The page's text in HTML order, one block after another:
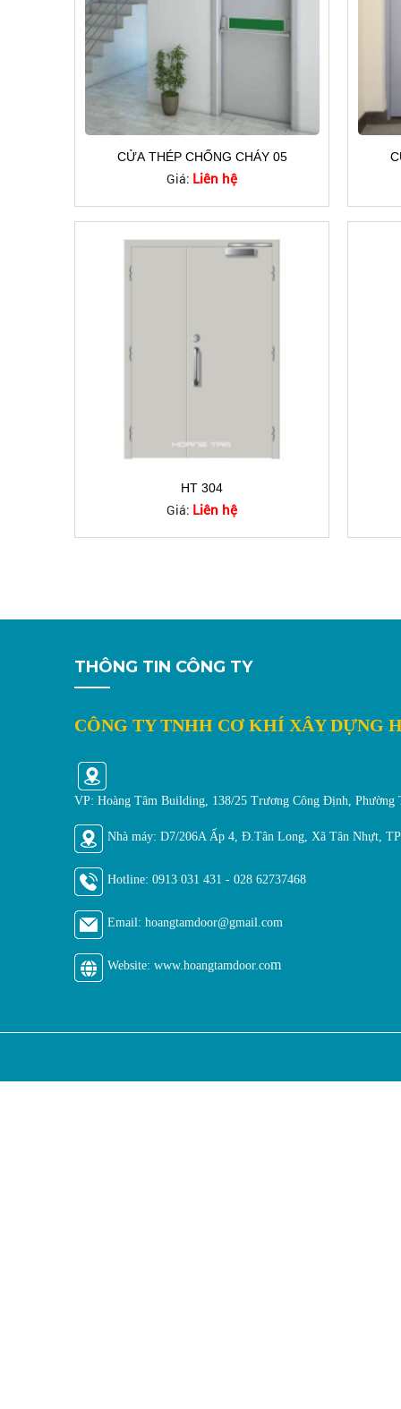
CỬA THÉP CHỐNG CHÁY 05
Giá: Liên hệ
HT 304
Giá: Liên hệ
THÔNG TIN CÔNG TY
CÔNG TY TNHH CƠ KHÍ XÂY DỰNG
VP: Hoàng Tâm Building, 138/25 Trương Công Định, Phường
Nhà máy: D7/206A Ấp 4, Đ.Tân Long, Xã Tân Nhựt,
Hotline: 0913 031 431 - 028 62737468
Email: hoangtamdoor@gmail.com
Website: www.hoangtamdoor.com